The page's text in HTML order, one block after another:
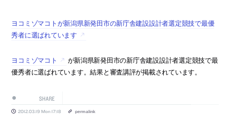
ヨコミゾマコトが新潟県新発田市の新庁舎建設設計者選定競技で最優
秀者に選ばれています
ヨコミゾマコト
が新潟県新発田市の新庁舎建設設計者選定競技で最
優秀者に選ばれています。結果と審査講評が掲載されています。
SHARE
2012.03.19 Mon 17:18 permalink